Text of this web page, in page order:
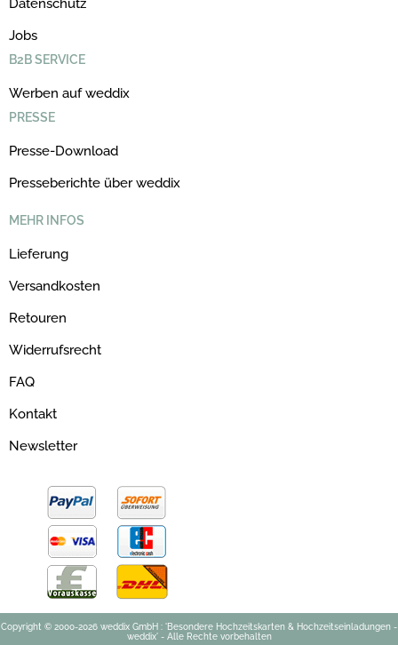
Datenschutz
Jobs
B2B SERVICE
Werben auf weddix
PRESSE
Presse-Download
Presseberichte über weddix
MEHR INFOS
Lieferung
Versandkosten
Retouren
Widerrufsrecht
FAQ
Kontakt
Newsletter
Copyright © 2000-2026 weddix GmbH : 'Besondere Hochzeitskarten & Hochzeitseinladungen -
weddix' - Alle Rechte vorbehalten